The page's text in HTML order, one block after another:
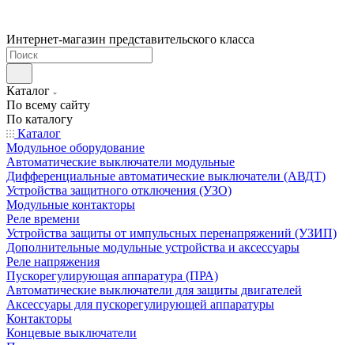
Интернет-магазин представительского класса
Каталог
По всему сайту
По каталогу
Каталог
Модульное оборудование
Автоматические выключатели модульные
Дифференциальные автоматические выключатели (АВДТ)
Устройства защитного отключения (УЗО)
Модульные контакторы
Реле времени
Устройства защиты от импульсных перенапряжений (УЗИП)
Дополнительные модульные устройства и аксессуары
Реле напряжения
Пускорегулирующая аппаратура (ПРА)
Автоматические выключатели для защиты двигателей
Аксессуары для пускорегулирующей аппаратуры
Контакторы
Концевые выключатели